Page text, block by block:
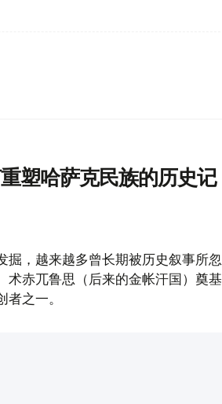
塑哈萨克民族的历史记
掘，越来越多曾长期被历史叙事所忽
术赤兀鲁思（后来的金帐汗国）奠基
之一。